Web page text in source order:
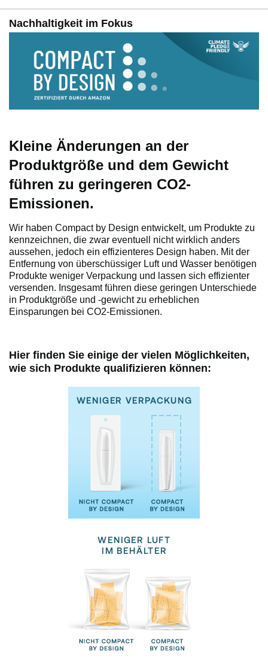
Nachhaltigkeit im Fokus
Kleine Änderungen an der
Produktgröße und dem Gewicht
führen zu geringeren CO2-
Emissionen.
Wir haben Compact by Design entwickelt, um Produkte zu
kennzeichnen, die zwar eventuell nicht wirklich anders
aussehen, jedoch ein effizienteres Design haben. Mit der
Entfernung von überschüssiger Luft und Wasser benötigen
Produkte weniger Verpackung und lassen sich effizienter
versenden. Insgesamt führen diese geringen Unterschiede
in Produktgröße und -gewicht zu erheblichen
Einsparungen bei CO2-Emissionen.
Hier finden Sie einige der vielen Möglichkeiten,
wie sich Produkte qualifizieren können: